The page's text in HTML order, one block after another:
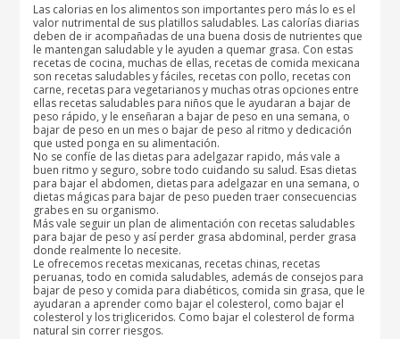
Las calorias en los alimentos son importantes pero más lo es el
valor nutrimental de sus platillos saludables. Las calorías diarias
deben de ir acompañadas de una buena dosis de nutrientes que
le mantengan saludable y le ayuden a quemar grasa. Con estas
recetas de cocina, muchas de ellas, recetas de comida mexicana
son recetas saludables y fáciles, recetas con pollo, recetas con
carne, recetas para vegetarianos y muchas otras opciones entre
ellas recetas saludables para niños que le ayudaran a bajar de
peso rápido, y le enseñaran a bajar de peso en una semana, o
bajar de peso en un mes o bajar de peso al ritmo y dedicación
que usted ponga en su alimentación.
No se confíe de las dietas para adelgazar rapido, más vale a
buen ritmo y seguro, sobre todo cuidando su salud. Esas dietas
para bajar el abdomen, dietas para adelgazar en una semana, o
dietas mágicas para bajar de peso pueden traer consecuencias
grabes en su organismo.
Más vale seguir un plan de alimentación con recetas saludables
para bajar de peso y así perder grasa abdominal, perder grasa
donde realmente lo necesite.
Le ofrecemos recetas mexicanas, recetas chinas, recetas
peruanas, todo en comida saludables, además de consejos para
bajar de peso y comida para diabéticos, comida sin grasa, que le
ayudaran a aprender como bajar el colesterol, como bajar el
colesterol y los trigliceridos. Como bajar el colesterol de forma
natural sin correr riesgos.